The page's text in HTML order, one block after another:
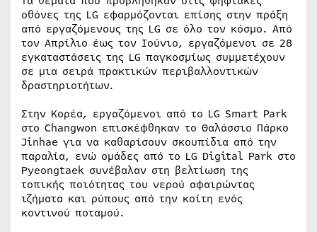
οθόνες της LG εφαρμόζονται επίσης στην πράξη
από εργαζόμενους της LG σε όλο τον κόσμο. Από
τον Απρίλιο έως τον Ιούνιο, εργαζόμενοι σε 28
εγκαταστάσεις της LG παγκοσμίως συμμετέχουν
σε μια σειρά πρακτικών περιβαλλοντικών
δραστηριοτήτων.
Στην Κορέα, εργαζόμενοι από το LG Smart Park
στο Changwon επισκέφθηκαν το Θαλάσσιο Πάρκο
Jinhae για να καθαρίσουν σκουπίδια από την
παραλία, ενώ ομάδες από το LG Digital Park στο
Pyeongtaek συνέβαλαν στη βελτίωση της
τοπικής ποιότητας του νερού αφαιρώντας
ιζήματα και ρύπους από την κοίτη ενός
κοντινού ποταμού.